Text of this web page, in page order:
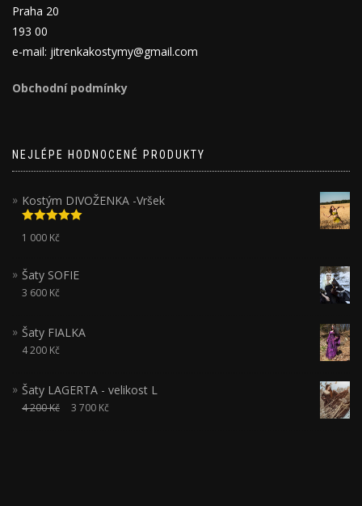
Praha 20
193 00
e-mail: jitrenkakostymy@gmail.com
Obchodní podmínky
NEJLÉPE HODNOCENÉ PRODUKTY
Kostým DIVOŽENKA -Vršek
Hodnocení
5.00z 5
1 000 Kč
Šaty SOFIE
3 600 Kč
Šaty FIALKA
4 200 Kč
Šaty LAGERTA - velikost L
4 200Kč 3 700 Kč